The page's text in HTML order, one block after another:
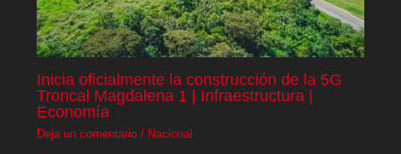
Inicia oficialmente la construcción de la 5G
Troncal Magdalena 1 | Infraestructura |
Economía
Deja un comentario / Nacional